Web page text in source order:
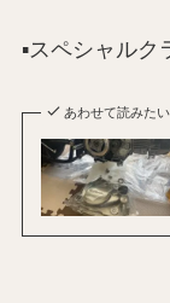
▪️スペシャルク
あわせて読みたい